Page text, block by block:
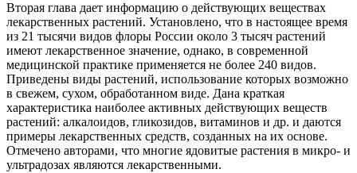
Вторая глава дает информацию о действующих веществах
лекарственных растений. Установлено, что в настоящее время
из 21 тысячи видов флоры России около 3 тысяч растений
имеют лекарственное значение, однако, в современной
медицинской практике применяется не более 240 видов.
Приведены виды растений, использование которых возможно
в свежем, сухом, обработанном виде. Дана краткая
характеристика наиболее активных действующих веществ
растений: алкалоидов, гликозидов, витаминов и др. и даются
примеры лекарственных средств, созданных на их основе.
Отмечено авторами, что многие ядовитые растения в микро- и
ультрадозах являются лекарственными.